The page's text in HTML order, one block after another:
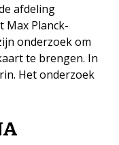
afdeling
Planck-
onderzoek om
te brengen. In
Het onderzoek